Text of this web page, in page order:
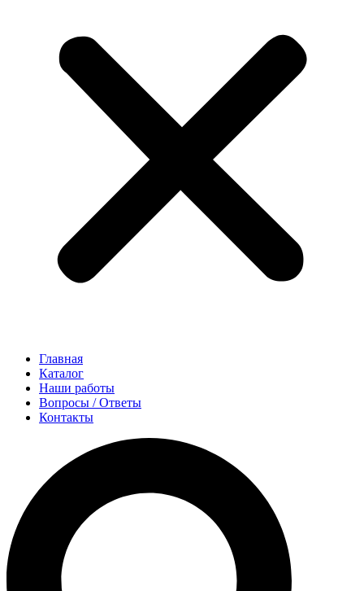
Главная
Каталог
Наши работы
Вопросы / Ответы
Контакты